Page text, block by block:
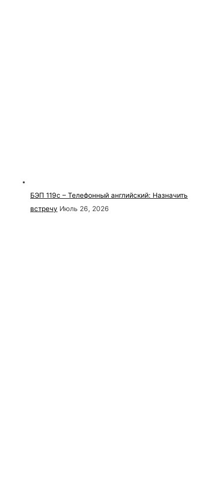
БЭП 119с – Телефонный английский: Назначить
встречу Июль 26, 2026